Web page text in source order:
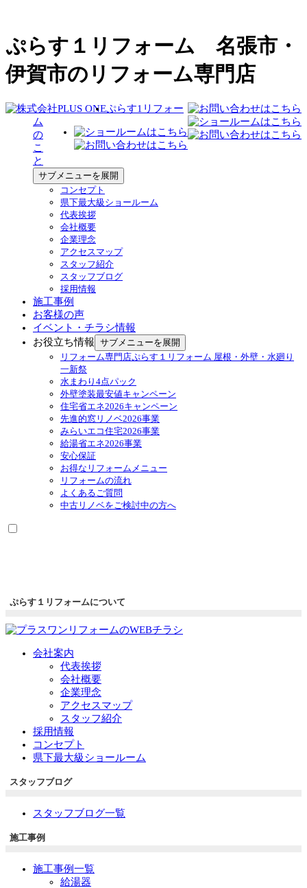
ぷらす１リフォーム 名張市・
伊賀市のリフォーム専門店
ぷらす1リフォー
ム
の
こ
と
サブメニューを展開
コンセプト
県下最大級ショールーム
代表挨拶
会社概要
企業理念
アクセスマップ
スタッフ紹介
スタッフブログ
採用情報
施工事例
お客様の声
イベント・チラシ情報
お役立ち情報 サブメニューを展開
リフォーム専門店ぷらす１リフォーム 屋根・外壁・水廻り
一新祭
水まわり4点パック
外壁塗装最安値キャンペーン
住宅省エネ2026キャンペーン
先進的窓リノベ2026事業
みらいエコ住宅2026事業
給湯省エネ2026事業
安心保証
お得なリフォームメニュー
リフォームの流れ
よくあるご質問
中古リノベをご検討中の方へ
ぷらす１リフォームについて
会社案内
代表挨拶
会社概要
企業理念
アクセスマップ
スタッフ紹介
採用情報
コンセプト
県下最大級ショールーム
スタッフブログ
スタッフブログ一覧
施工事例
施工事例一覧
給湯器